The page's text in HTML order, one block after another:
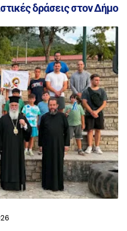
δράσεις στον Δήμο